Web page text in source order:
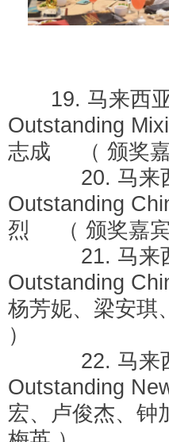
19. 马来西
Outstanding
志成 （ 颁奖嘉
20. 马来西
Outstanding
烈 （ 颁奖嘉宾
21. 马来西
Outstanding
杨芳妮、梁安
）
22. 马来西
Outstanding
宏、卢俊杰、